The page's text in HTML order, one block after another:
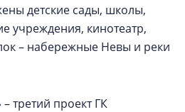
детские сады, школы,
учреждения, кинотеатр,
– набережные Невы и реки
третий проект ГК